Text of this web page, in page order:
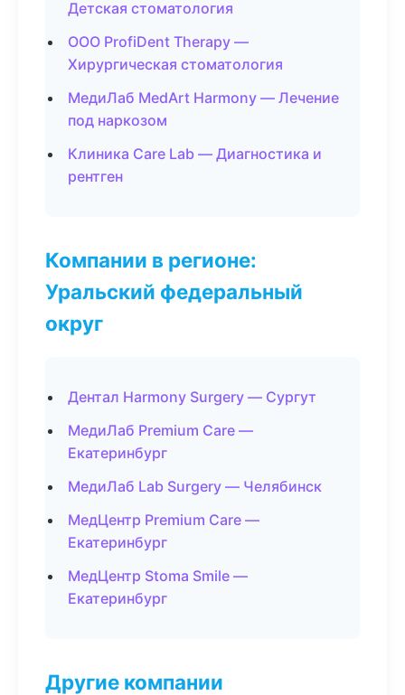
Детская стоматология
ООО ProfiDent Therapy —
Хирургическая стоматология
МедиЛаб MedArt Harmony — Лечение
под наркозом
Клиника Care Lab — Диагностика и
рентген
Компании в регионе:
Уральский федеральный
округ
Дентал Harmony Surgery — Сургут
МедиЛаб Premium Care —
Екатеринбург
МедиЛаб Lab Surgery — Челябинск
МедЦентр Premium Care —
Екатеринбург
МедЦентр Stoma Smile —
Екатеринбург
Другие компании